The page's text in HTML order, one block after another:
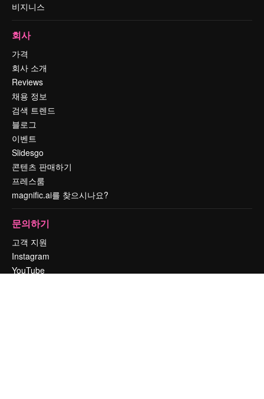
비지니스
회사
가격
회사 소개
Reviews
채용 정보
검색 트렌드
블로그
이벤트
Slidesgo
콘텐츠 판매하기
프레스룸
magnific.ai를 찾으시나요?
문의하기
고객 지원
Instagram
YouTube